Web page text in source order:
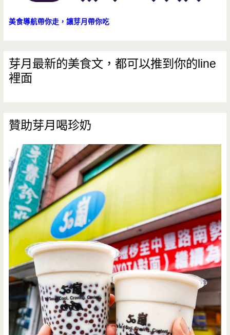
美食導航帶你走，讓芽月帶你吃
芽月最新的美食文，都可以推到你的line
裡面
贊助芽月喝珍奶